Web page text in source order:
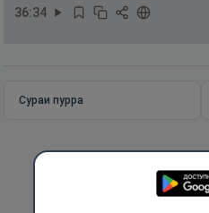
36:34
Сураи пурра